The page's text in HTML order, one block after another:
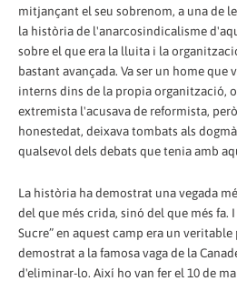
mitjançant el seu sobrenom, a una de
la història de l'anarcosindicalisme
sobre el que era la lluita i la
bastant avançada. Va ser un home que
interns dins de la propia organització,
extremista l'acusava de reformista,
honestedat, deixava tombats als
qualsevol dels debats que tenia amb
La història ha demostrat una vegada
del que més crida, sinó del que més fa.
Sucre” en aquest camp era un
demostrat a la famosa vaga de la
d'eliminar-lo. Així ho van fer el 10 de